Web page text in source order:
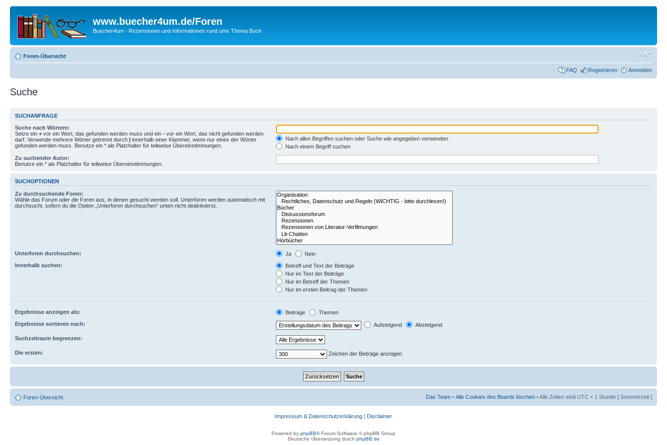
www.buecher4um.de/Foren
Buecher4um - Rezensionen und Informationen rund ums Thema Buch
Foren-Übersicht
FAQ Registrieren Anmelden
Suche
SUCHANFRAGE
Suche nach Wörtern:
Setze ein + vor ein Wort, das gefunden werden muss und ein - vor ein Wort, das nicht gefunden werden
darf. Verwende mehrere Wörter getrennt durch | innerhalb einer Klammer, wenn nur eines der Wörter
gefunden werden muss. Benutze ein * als Platzhalter für teilweise Übereinstimmungen.
Nach allen Begriffen suchen oder Suche wie angegeben verwenden
Nach einem Begriff suchen
Zu suchender Autor:
Benutze ein * als Platzhalter für teilweise Übereinstimmungen.
SUCHOPTIONEN
Zu durchsuchende Foren:
Wähle das Forum oder die Foren aus, in denen gesucht werden soll. Unterforen werden automatisch mit
durchsucht, sofern du die Option „Unterforen durchsuchen“ unten nicht deaktivierst.
Unterforen durchsuchen: Ja
Nein
Innerhalb suchen:
Betreff und Text der Beiträge
Nur im Text der Beiträge
Nur im Betreff der Themen
Nur im ersten Beitrag der Themen
Ergebnisse anzeigen als: Beiträge
Themen
Ergebnisse sortieren nach:
Aufsteigend Absteigend
Suchzeitraum begrenzen:
Die ersten: Zeichen der Beiträge anzeigen
Foren-Übersicht Das Team • Alle Cookies des Boards löschen • Alle Zeiten sind UTC + 1 Stunde [ Sommerzeit ]
Impressum & Datenschutzerklärung | Disclaimer
Powered by phpBB® Forum Software © phpBB Group
Deutsche Übersetzung durch phpBB.de